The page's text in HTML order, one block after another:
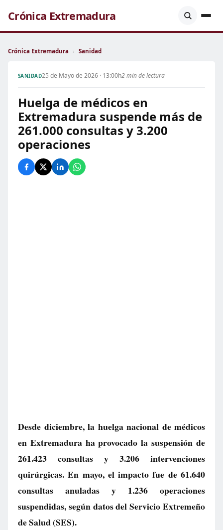
Crónica Extremadura
Crónica Extremadura › Sanidad
SANIDAD25 de Mayo de 2026 · 13:00h2 min de lectura
Huelga de médicos en
Extremadura suspende más de
261.000 consultas y 3.200
operaciones
Desde diciembre, la huelga nacional de médicos
en Extremadura ha provocado la suspensión de
261.423 consultas y 3.206 intervenciones
quirúrgicas. En mayo, el impacto fue de 61.640
consultas anuladas y 1.236 operaciones
suspendidas, según datos del Servicio Extremeño
de Salud (SES).